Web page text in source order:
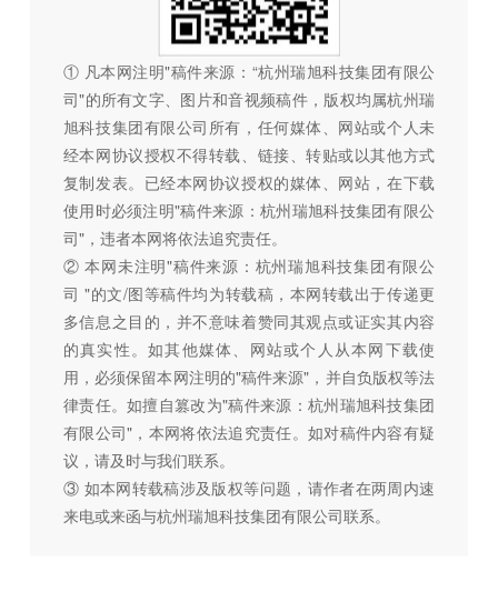
① 凡本网注明"稿件来源：“杭州瑞旭科技集团有限公
司"的所有文字、图片和音视频稿件，版权均属杭州瑞
旭科技集团有限公司所有，任何媒体、网站或个人未
经本网协议授权不得转载、链接、转贴或以其他方式
复制发表。已经本网协议授权的媒体、网站，在下载
使用时必须注明"稿件来源：杭州瑞旭科技集团有限公
司"，违者本网将依法追究责任。
② 本网未注明"稿件来源：杭州瑞旭科技集团有限公
司 "的文/图等稿件均为转载稿，本网转载出于传递更
多信息之目的，并不意味着赞同其观点或证实其内容
的真实性。如其他媒体、网站或个人从本网下载使
用，必须保留本网注明的"稿件来源"，并自负版权等法
律责任。如擅自篡改为"稿件来源：杭州瑞旭科技集团
有限公司"，本网将依法追究责任。如对稿件内容有疑
议，请及时与我们联系。
③ 如本网转载稿涉及版权等问题，请作者在两周内速
来电或来函与杭州瑞旭科技集团有限公司联系。